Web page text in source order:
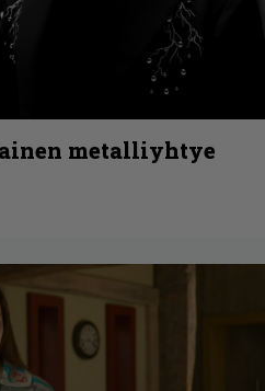
metalliyhtye